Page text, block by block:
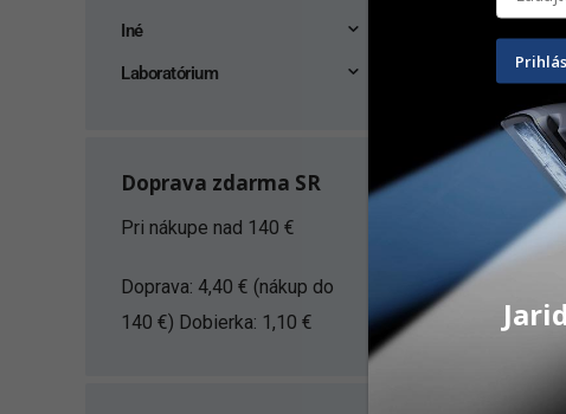
Kompresor
PRIDAŤ DO
Iné
Laboratórium
Doprava zdarma SR
Pri nákupe nad 140 €
Doprava: 4,40 € (nákup do
140 €) Dobierka: 1,10 €